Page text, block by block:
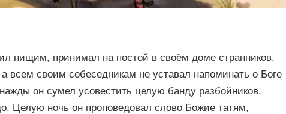
нищим, принимал на постой в своём доме странников.
своим собеседникам не уставал напоминать о Боге
он сумел усовестить целую банду разбойников,
Целую ночь он проповедовал слово Божие татям,